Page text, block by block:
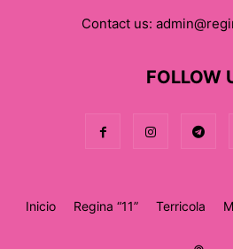
Contact us:
FOLLOW
Inicio Regina “11” Terricola